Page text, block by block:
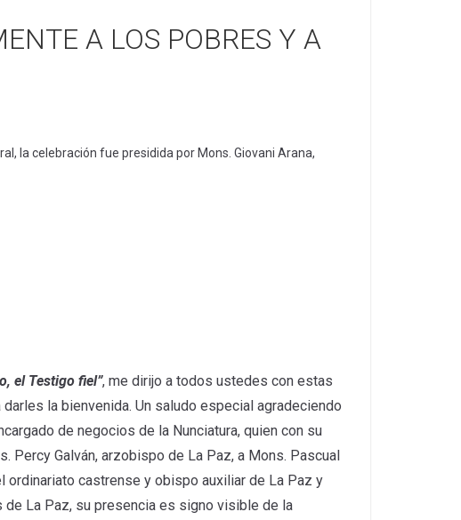
A LOS POBRES Y A
la celebración fue presidida por Mons. Giovani Arana,
el Testigo fiel”, me dirijo a todos ustedes con estas
la bienvenida. Un saludo especial agradeciendo
de negocios de la Nunciatura, quien con su
Percy Galván, arzobispo de La Paz, a Mons. Pascual
ordinariato castrense y obispo auxiliar de La Paz y
La Paz, su presencia es signo visible de la